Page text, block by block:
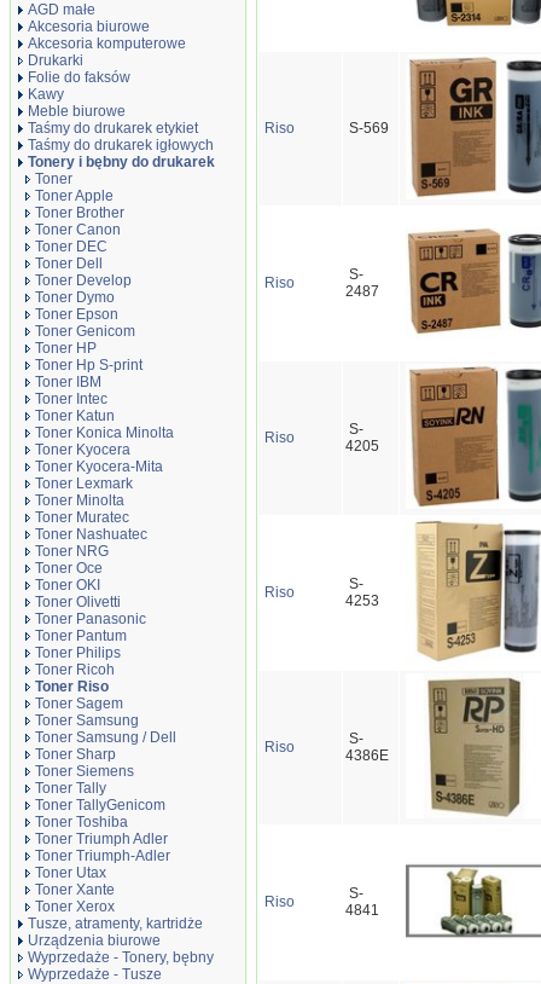
AGD małe
Akcesoria biurowe
Akcesoria komputerowe
Drukarki
Folie do faksów
Kawy
Meble biurowe
Taśmy do drukarek etykiet
Taśmy do drukarek igłowych
Tonery i bębny do drukarek
Toner
Toner Apple
Toner Brother
Toner Canon
Toner DEC
Toner Dell
Toner Develop
Toner Dymo
Toner Epson
Toner Genicom
Toner HP
Toner Hp S-print
Toner IBM
Toner Intec
Toner Katun
Toner Konica Minolta
Toner Kyocera
Toner Kyocera-Mita
Toner Lexmark
Toner Minolta
Toner Muratec
Toner Nashuatec
Toner NRG
Toner Oce
Toner OKI
Toner Olivetti
Toner Panasonic
Toner Pantum
Toner Philips
Toner Ricoh
Toner Riso
Toner Sagem
Toner Samsung
Toner Samsung / Dell
Toner Sharp
Toner Siemens
Toner Tally
Toner TallyGenicom
Toner Toshiba
Toner Triumph Adler
Toner Triumph-Adler
Toner Utax
Toner Xante
Toner Xerox
Tusze, atramenty, kartridże
Urządzenia biurowe
Wyprzedaże - Tonery, bębny
Wyprzedaże - Tusze
Riso S-569
Riso
S-
2487
Riso
S-
4205
Riso
S-
4253
Riso
S-
4386E
Riso
S-
4841